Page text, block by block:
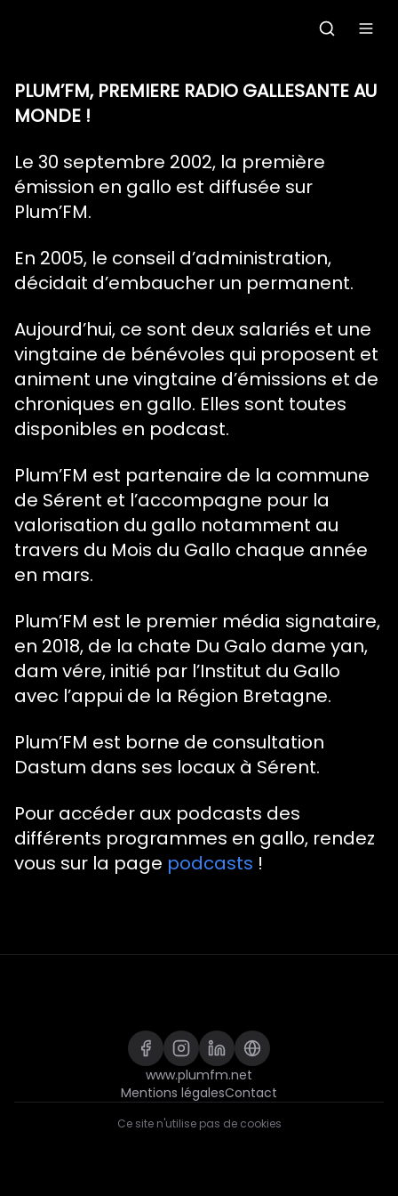
C'était quoi ce morceau?
Grille des programmes
Podcasts
Le gallo
Faire un don
Qui on est ?
PLUM’FM, PREMIERE RADIO GALLESANTE AU
MONDE !
Le 30 septembre 2002, la première
émission en gallo est diffusée sur
Plum’FM.
En 2005, le conseil d’administration,
décidait d’embaucher un permanent.
Aujourd’hui, ce sont deux salariés et une
vingtaine de bénévoles qui proposent et
animent une vingtaine d’émissions et de
chroniques en gallo. Elles sont toutes
disponibles en podcast.
Plum’FM est partenaire de la commune
de Sérent et l’accompagne pour la
valorisation du gallo notamment au
travers du Mois du Gallo chaque année
en mars.
Plum’FM est le premier média signataire,
en 2018, de la chate Du Galo dame yan,
dam vére, initié par l’Institut du Gallo
avec l’appui de la Région Bretagne.
Plum’FM est borne de consultation
Dastum dans ses locaux à Sérent.
Pour accéder aux podcasts des
différents programmes en gallo, rendez
vous sur la page podcasts !
www.plumfm.net
Mentions légalesContact
Ce site n'utilise pas de cookies